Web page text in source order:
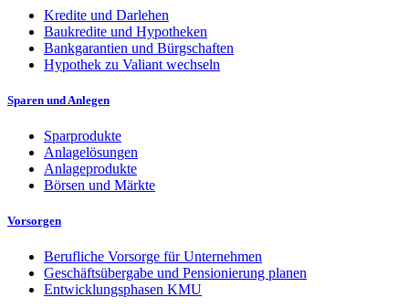
Kredite und Darlehen
Baukredite und Hypotheken
Bankgarantien und Bürgschaften
Hypothek zu Valiant wechseln
Sparen und Anlegen
Sparprodukte
Anlagelösungen
Anlageprodukte
Börsen und Märkte
Vorsorgen
Berufliche Vorsorge für Unternehmen
Geschäftsübergabe und Pensionierung planen
Entwicklungsphasen KMU